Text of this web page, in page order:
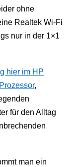
ohne
Realtek Wi-Fi
nur in der 1×1
hier im HP
,
für den Alltag
man ein